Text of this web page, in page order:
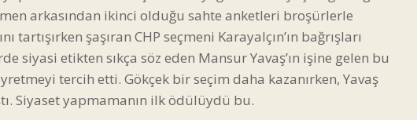
arkasından ikinci olduğu sahte anketleri broşürlerle
tartışırken şaşıran CHP seçmeni Karayalçın’ın bağrışları
siyasi etikten sıkça söz eden Mansur Yavaş’ın işine gelen bu
tercih etti. Gökçek bir seçim daha kazanırken, Yavaş
Siyaset yapmamanın ilk ödülüydü bu.